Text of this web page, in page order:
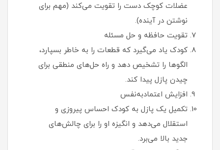
عضلات کوچک دست را تقویت می‌کند (مهم برای
نوشتن در آینده).
تقویت حافظه و حل مسئله
کودک یاد می‌گیرد که قطعات را به خاطر بسپارد،
الگوها را تشخیص دهد و راه‌ حل‌های منطقی برای
چیدن پازل پیدا کند.
افزایش اعتمادبه‌نفس
تکمیل یک پازل به کودک احساس پیروزی و
استقلال می‌دهد و انگیزه او را برای چالش‌های
جدید بالا می‌برد.